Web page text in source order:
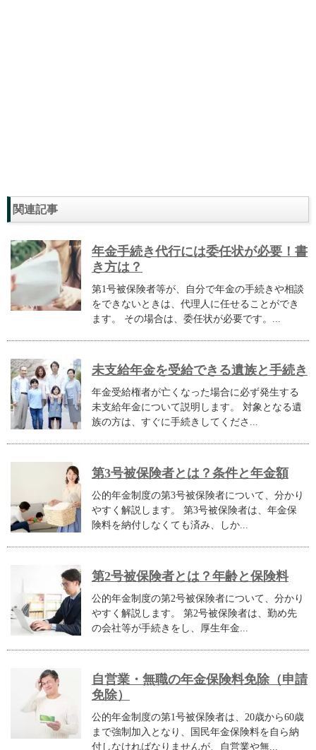
関連記事
年金手続き代行には委任状が必要！書
き方は？
第1号被保険者等が、自分で年金の手続きや相談
をできないときは、代理人に任せることができ
ます。 その場合は、委任状が必要です。...
未支給年金を受給できる遺族と手続き
年金受給権者が亡くなった場合に必ず発生する
未支給年金について説明します。 対象となる遺
族の方は、すぐに手続きしてくださ...
第3号被保険者とは？条件と年金額
公的年金制度の第3号被保険者について、分かり
やすく解説します。 第3号被保険者は、年金保
険料を納付しなくても済み、しか...
第2号被保険者とは？年齢と保険料
公的年金制度の第2号被保険者について、分かり
やすく解説します。 第2号被保険者は、勤め先
の会社等が手続きをし、厚生年金...
自営業・無職の年金保険料免除（申請
免除）
公的年金制度の第1号被保険者は、20歳から60歳
まで強制加入となり、国民年金保険料を自ら納
付しなければなりませんが、自営業や無...